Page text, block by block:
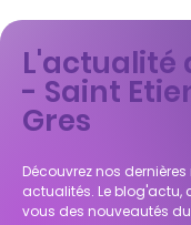
L'actualité
- Saint
Gres
Découvrez nos
actualités. Le blog'actu,
vous des nouveautés